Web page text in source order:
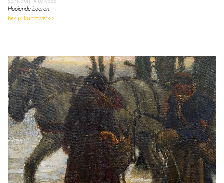
Hooiende boeren
bekijk kunstwerk